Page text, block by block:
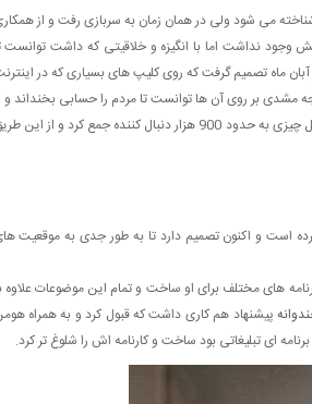
می شود ولی در همان زمان به سربازی رفت و از
وجود نداشت اما با انگیزه و خلاقیتی که داشت توانست
ماه تصمیم گرفت که روی کلیپ های بسیاری که در
مشدی بر روی آن ها توانست تا مردم را حسابی بخنداند و
همین طریق هم مشهور و معروف شد. همه گیر شدن کلیپ هایش تا حدی بود که او در مدت یک سل چیزی به حدود 900 هزار دنبال کننده جمع کرد و از
است و اکنون تصمیم دارد تا به طور جدی به موقعیت
های مختلف برای او ساخت و تمام این موضوعات علاوه
پیشنهاد هم کاری داشت که قبول کرد و به همراه
ای تبلیغاتی بود ساخت و کارنامه اش را شلوغ تر کرد.